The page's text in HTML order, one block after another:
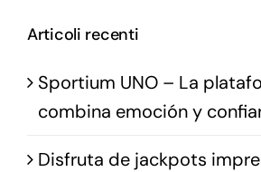
Articoli recenti
Sportium UNO – La
combina emoción y
Disfruta de jackpots